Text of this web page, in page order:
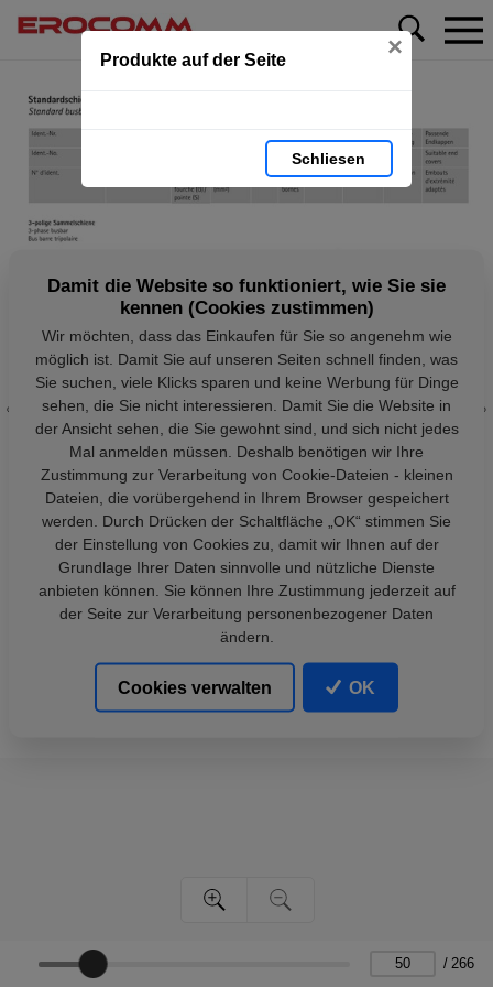
Produkte auf der Seite ×
Schliesen
/ 266
Damit die Website so funktioniert, wie Sie sie
kennen (Cookies zustimmen)
Wir möchten, dass das Einkaufen für Sie so angenehm wie
möglich ist. Damit Sie auf unseren Seiten schnell finden, was
Sie suchen, viele Klicks sparen und keine Werbung für Dinge
sehen, die Sie nicht interessieren. Damit Sie die Website in
der Ansicht sehen, die Sie gewohnt sind, und sich nicht jedes
Mal anmelden müssen. Deshalb benötigen wir Ihre
Zustimmung zur Verarbeitung von Cookie-Dateien - kleinen
Dateien, die vorübergehend in Ihrem Browser gespeichert
werden. Durch Drücken der Schaltfläche „OK“ stimmen Sie
der Einstellung von Cookies zu, damit wir Ihnen auf der
Grundlage Ihrer Daten sinnvolle und nützliche Dienste
anbieten können. Sie können Ihre Zustimmung jederzeit auf
der Seite zur Verarbeitung personenbezogener Daten
ändern.
Cookies verwalten OK